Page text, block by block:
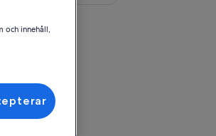
inlösen
och innehåll,